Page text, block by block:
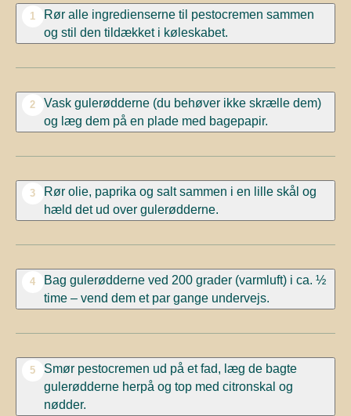
1
Rør alle ingredienserne til pestocremen sammen
og stil den tildækket i køleskabet.
2
Vask gulerødderne (du behøver ikke skrælle dem)
og læg dem på en plade med bagepapir.
3
Rør olie, paprika og salt sammen i en lille skål og
hæld det ud over gulerødderne.
4
Bag gulerødderne ved 200 grader (varmluft) i ca. ½
time – vend dem et par gange undervejs.
5
Smør pestocremen ud på et fad, læg de bagte
gulerødderne herpå og top med citronskal og
nødder.